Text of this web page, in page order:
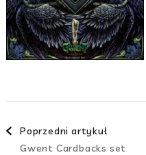
Nawigacja
Poprzedni artykuł
Gwent Cardbacks set